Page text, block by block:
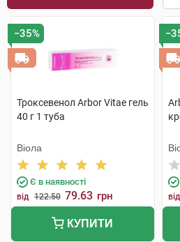
−35%
Троксевенол Arbor Vitae гель
40 г 1 туба
Віола
Є в наявності
від 122.50 79.63 грн
КУПИТИ
від